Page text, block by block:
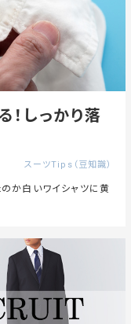
しっかり落
スーツTips（豆知識）
か白いワイシャツに黄